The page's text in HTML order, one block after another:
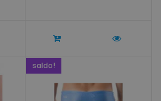
saldo!